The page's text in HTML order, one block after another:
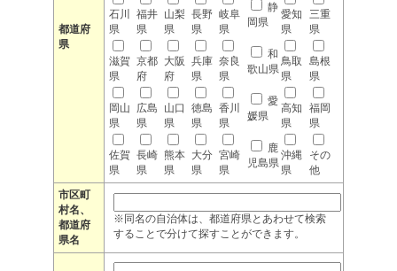
都道府
県
石川
県
福井
県
山梨
県
長野
県
岐阜
県
静
岡県
愛知
県
三重
県
滋賀
県
京都
府
大阪
府
兵庫
県
奈良
県
和
歌山県
鳥取
県
島根
県
岡山
県
広島
県
山口
県
徳島
県
香川
県
愛
媛県
高知
県
福岡
県
佐賀
県
長崎
県
熊本
県
大分
県
宮崎
県
鹿
児島県
沖縄
県
その
他
市区町
村名、
都道府
県名
※同名の自治体は、都道府県とあわせて検索
することで分けて探すことができます。